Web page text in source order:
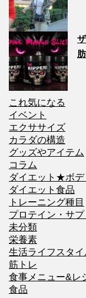
これ気になる
イベント
エクササイズ
カラダの構造
グッズやアイテム
コラム
ダイエット★ボデ
ダイエット食品
トレーニング種目
プロテイン・サプ
未分類
栄養素
生活ライフスタイ
筋トレ
食事メニュー&レ
食品